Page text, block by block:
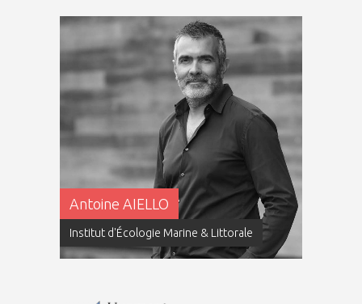
Antoine AIELLO
Institut d'Écologie Marine & Littorale